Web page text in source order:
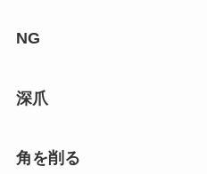
NG
深爪
角を削る